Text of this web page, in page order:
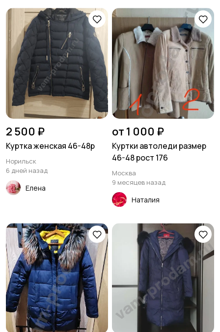
2 500 ₽
Куртка женская 46-48р
Норильск
6 дней назад
Елена
от 1 000 ₽
Куртки автоледи размер
46-48 рост 176
Москва
9 месяцев назад
Наталия